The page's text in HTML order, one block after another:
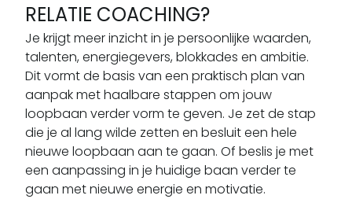
RELATIE COACHING?
Je krijgt meer inzicht in je persoonlijke waarden,
talenten, energiegevers, blokkades en ambitie.
Dit vormt de basis van een praktisch plan van
aanpak met haalbare stappen om jouw
loopbaan verder vorm te geven. Je zet de stap
die je al lang wilde zetten en besluit een hele
nieuwe loopbaan aan te gaan. Of beslis je met
een aanpassing in je huidige baan verder te
gaan met nieuwe energie en motivatie.